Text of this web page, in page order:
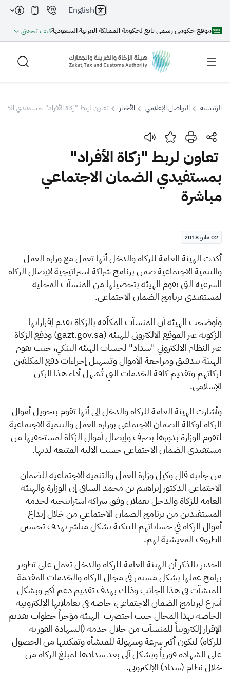
موقع حكومي رسمي تابع لحكومة المملكة العربية السعوديةكيف تتحقق
English
بحث
بحث بحث AI
اقتراحات
الزكاة
الإقرار الضريبي
الرئيسية التواصل الإعلامي الأخبار تعاون لربط "زكاة الأفراد" بمستفيدي
تعاون لربط "زكاة الأفراد"
بمستفيدي الضمان الاجتماعي
مباشرة
02 مايو 2018
​أكدت الهيئة العامة للزكاة والدخل أنها تعمل مع وزارة العمل
والتنمية الاجتماعية ضمن برنامج شراكة استراتيجية لإيصال الزكاة
الشرعية التي تقوم الهيئة بتحصيلها من المنشآت المحلية
لمستفيدي برنامج الضمان الاجتماعي.
وأوضحت الهيئة أن المنشآت المكلّفة بالزكاة تقدم إقراراتها
الزكوية عبر الموقع الالكتروني للهيئة (gazt.gov.sa) ودفع الزكاة
عبر النظام الالكتروني "سداد" لحساب الهيئة البنكي، حيث تقوم
الهيئة بتدقيق ومراجعة الأموال وتسهيل إجراءات دفع المكلفين
لزكاتهم وتقديم كافة الخدمات التي تُسّهل أداء هذا الركن
الإسلامي.
وأشارت الهيئة العامة للزكاة والدخل إلى أنها تقوم بتحويل أموال
الزكاة لوكالة الضمان الاجتماعي بوزارة العمل والتنمية الاجتماعية
لتقوم الوزارة بدورها بصرف وإيصال أموال الزكاة لمستحقيها من
مستفيدي الضمان الاجتماعي حسب الالية المتبعة لديها.
من جانبه قال وكيل وزارة العمل والتنمية الاجتماعية للضمان
الاجتماعي الدكتور إبراهيم بن محمد الشافي إن الوزارة والهيئة
العامة للزكاة والدخل تعملان وفق شراكة استراتيجية لخدمة
المستفيدين من برنامج الضمان الاجتماعي من خلال إيداع
أموال الزكاة في حساباتهم البنكية بشكل مباشر بهدف تحسين
الظروف المعيشية لهم.
الجدير بالذكر أن الهيئة العامة للزكاة والدخل تعمل على تطوير
برامج عملها بشكل مستمر في مجال الزكاة والخدمات المقدمة
للمنشآت في هذا الجانب وذلك بهدف تقديم دعم أكبر وبشكل
أسرع لبرنامج الضمان الاجتماعي، خاصة في تعاملاتها الإلكترونية
الخاصة بهذا المجال حيث اختصرت الهيئة مؤخراً خطوات تقديم
الإقرار إلكترونياً للمنشآت من خلال خدمة (الشهادة الفورية
للزكاة) لتكون أكثر سرعة وسهولة للمنشأة وتمكينها من الحصول
على الشهادة فورياً وبشكل آلي بعد سدادها لمبلغ الزكاة من
خلال نظام (سداد) الإلكتروني.